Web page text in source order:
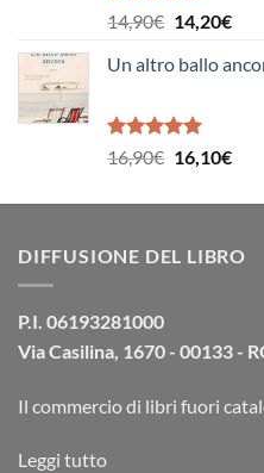
Valutato
5.00
14,90€ Il
originale
14,90€.
14,20€Il
Un altro ballo
Valutato
5.00
16,90€ Il
originale
16,90€.
16,10€Il
DIFFUSIONE DEL LIBRO
P.I. 06193281000
Via Casilina, 1670 - 00133 -
Il commercio di libri fuori
Leggi tutto